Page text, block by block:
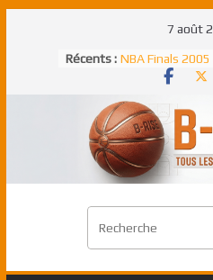
7 août
Récents : NBA Finals
un troisième
NBA Finals 2021
Freek élu MVP
Shai Gilgeous-
match à plus de
Pau Gasol dans
premier
Rudy Gobert,